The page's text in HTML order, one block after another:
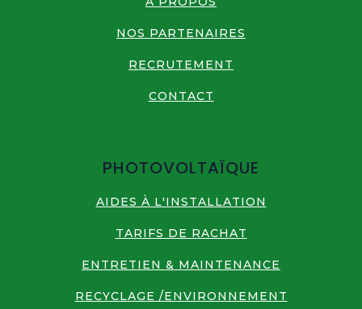
NOS PARTENAIRES
RECRUTEMENT
CONTACT
PHOTOVOLTAÏQUE
AIDES À L'INSTALLATION
TARIFS DE RACHAT
ENTRETIEN & MAINTENANCE
RECYCLAGE /ENVIRONNEMENT